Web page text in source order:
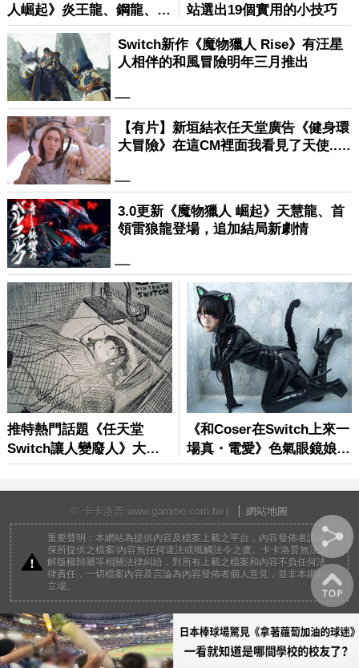
© 卡卡洛普 www.gamme.com.tw | 網站地圖
重要聲明：本網站為提供內容及檔案上載之平台，內容發佈者請確
保所提供之檔案/內容無任何違法或牴觸法令之虞。卡卡洛普無法調
解版權歸屬等相關法律糾紛，對所有上載之檔案和內容不負任何法
律責任，一切檔案內容及言論為內容發佈者個人意見，並非本網站
立場。